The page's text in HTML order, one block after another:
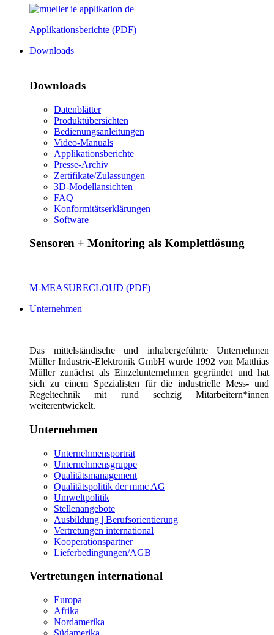
Applikationsberichte (PDF)
Downloads
Downloads
Datenblätter
Produktübersichten
Bedienungsanleitungen
Video-Manuals
Applikationsberichte
Presse-Archiv
Zertifikate/Zulassungen
3D-Modellansichten
FAQ
Konformitätserklärungen
Software
Sensoren + Monitoring als Komplettlösung
M-MEASURECLOUD (PDF)
Unternehmen
Das mittelständische und inhabergeführte Unternehmen
Müller Industrie-Elektronik GmbH wurde 1992 von Matthias
Müller zunächst als Einzelunternehmen gegründet und hat
sich zu einem Spezialisten für die industrielle Mess- und
Regeltechnik mit rund sechzig Mitarbeitern*innen
weiterentwickelt.
Unternehmen
Unternehmensporträt
Unternehmensgruppe
Qualitätsmanagement
Qualitätspolitik der mmc AG
Umweltpolitik
Stellenangebote
Ausbildung | Berufsorientierung
Vertretungen international
Kooperationspartner
Lieferbedingungen/AGB
Vertretungen international
Europa
Afrika
Nordamerika
Südamerika